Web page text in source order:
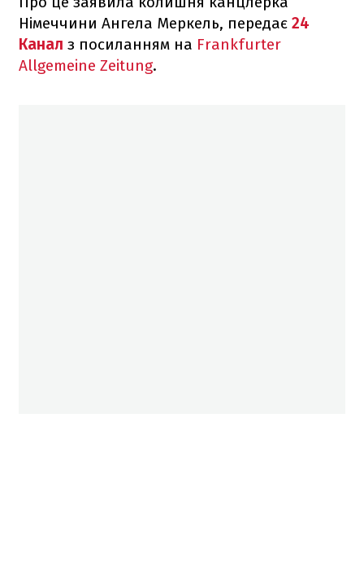
Німеччини Ангела Меркель, передає 24
Канал з посиланням на Frankfurter
Allgemeine Zeitung.